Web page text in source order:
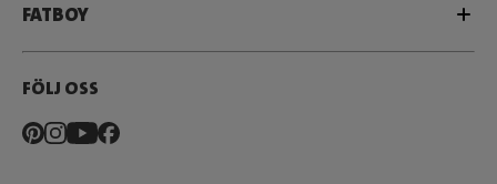
FATBOY
FÖLJ OSS